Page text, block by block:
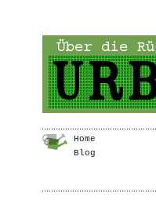
Home
Blog